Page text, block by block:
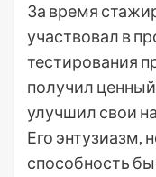
За время
участвовал в
тестирования
получил
улучшил свои
Его энтузиазм,
способность